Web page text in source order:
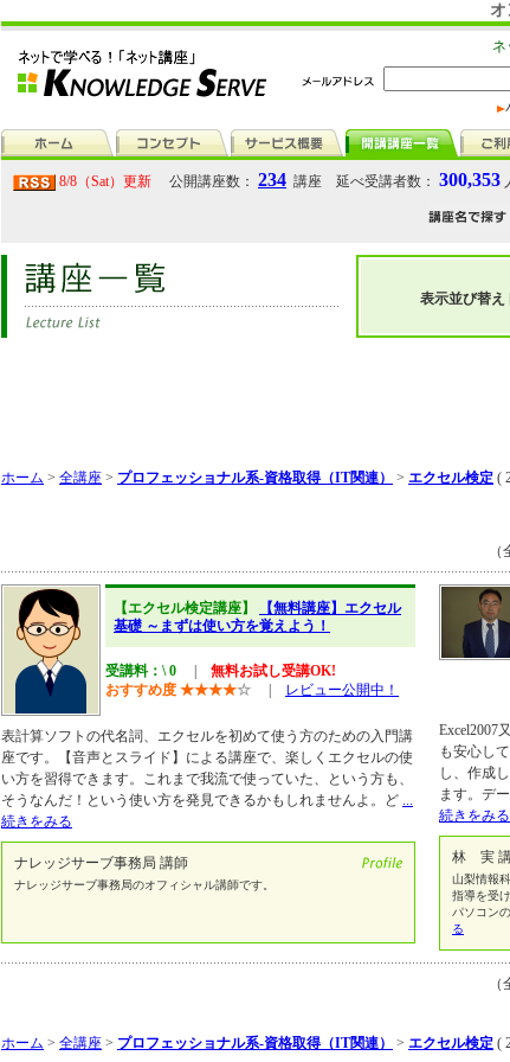
8/8（Sat）更新 公開講座数： 234 講座 延べ受講者数： 300,353
表示並び替え
ホーム > 全講座 > プロフェッショナル系-資格取得（IT関連） > エクセル検定 (
（
【エクセル検定講座】
【無料講座】エクセル
基礎 ～まずは使い方を覚えよう！
受講料：\ 0
無料お試し受講OK!
おすすめ度 ★★★★☆ レビュー公開中！
表計算ソフトの代名詞、エクセルを初めて使う方のための入門講
座です。【音声とスライド】による講座で、楽しくエクセルの使
い方を習得できます。これまで我流で使っていた、という方も、
そうなんだ！という使い方を発見できるかもしれませんよ。ど ...
続きをみる
ナレッジサーブ事務局 講師
ナレッジサーブ事務局のオフィシャル講師です。
Excel2007
も安心し
し、作成
ます。デ
続きをみる
林 実
山梨情報
指導を受
パソコン
る
（
ホーム > 全講座 > プロフェッショナル系-資格取得（IT関連） > エクセル検定 (